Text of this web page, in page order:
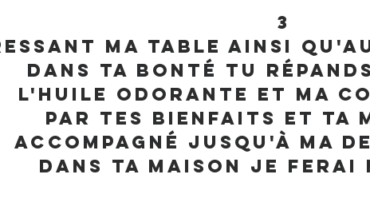
3
ma table ainsi
Dans ta bonté tu
L'huile odorante et ma
Par tes bienfaits et ta
Accompagné jusqu'à ma
Dans ta maison je ferai